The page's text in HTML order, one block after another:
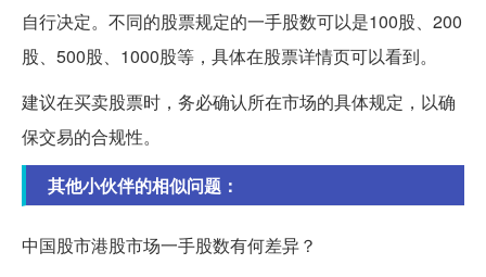
自行决定。不同的股票规定的一手股数可以是100股、200
股、500股、1000股等，具体在股票详情页可以看到。
建议在买卖股票时，务必确认所在市场的具体规定，以确
保交易的合规性。
其他小伙伴的相似问题：
中国股市港股市场一手股数有何差异？